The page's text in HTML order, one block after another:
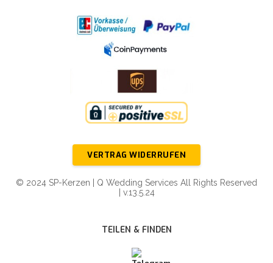
VERTRAG WIDERRUFEN
© 2024 SP-Kerzen | Q Wedding Services All Rights Reserved
| v.13.5.24
TEILEN & FINDEN